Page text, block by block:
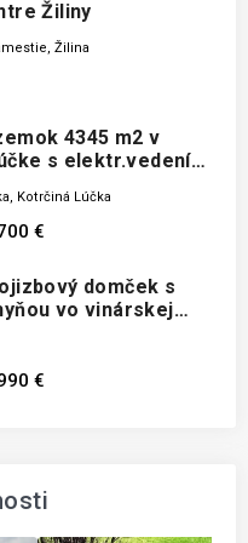
Žiliny
Žilina
4345 m2 v
s elektr.vedením
Kotrčiná Lúčka
€
domček s
vo vinárskej
€